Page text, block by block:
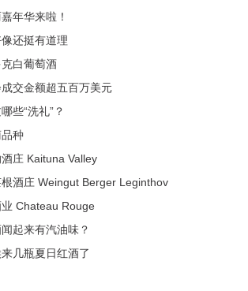
年华来啦！
还挺有道理
白葡萄酒
交金额超五百万美元
些“洗礼”？
种
庄 Kaituna Valley
酒庄 Weingut Berger Leginthov
Chateau Rouge
起来有汽油味？
几瓶夏日红酒了